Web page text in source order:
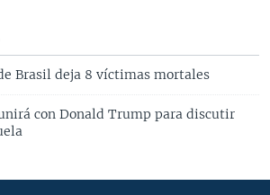
Brasil deja 8 víctimas mortales
con Donald Trump para discutir